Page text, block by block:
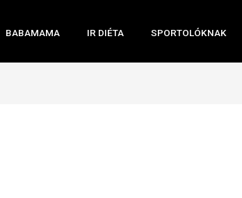
BABAMAMA IR DIÉTA SPORTOLÓKNAK